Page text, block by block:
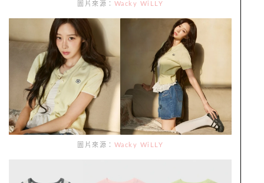
圖片來源： Wacky WiLLY
圖片來源： Wacky WiLLY